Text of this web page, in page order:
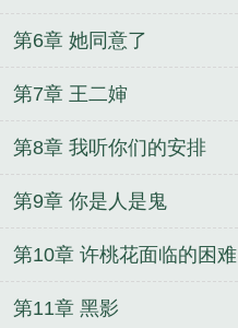
第6章 她同意了
第7章 王二婶
第8章 我听你们的安排
第9章 你是人是鬼
第10章 许桃花面临的困难
第11章 黑影